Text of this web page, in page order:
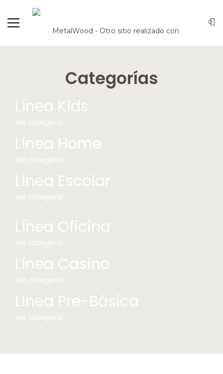
0
Categorías
Línea Kids
Ver categoría >
Línea Home
Ver categoría >
Línea Escolar
Ver categoría >
Línea Oficina
Ver categoría >
Línea Casino
Ver categoría >
Línea Pre-Básica
Ver categoría >